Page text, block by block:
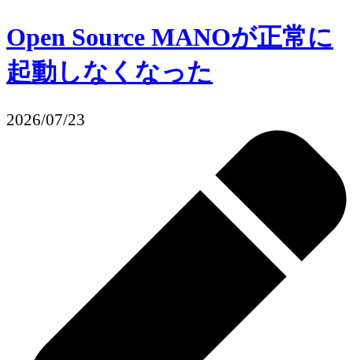
Open Source MANOが正常に
起動しなくなった
2026/07/23